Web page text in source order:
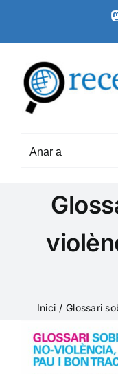
content
Anar a
Inici Glossari